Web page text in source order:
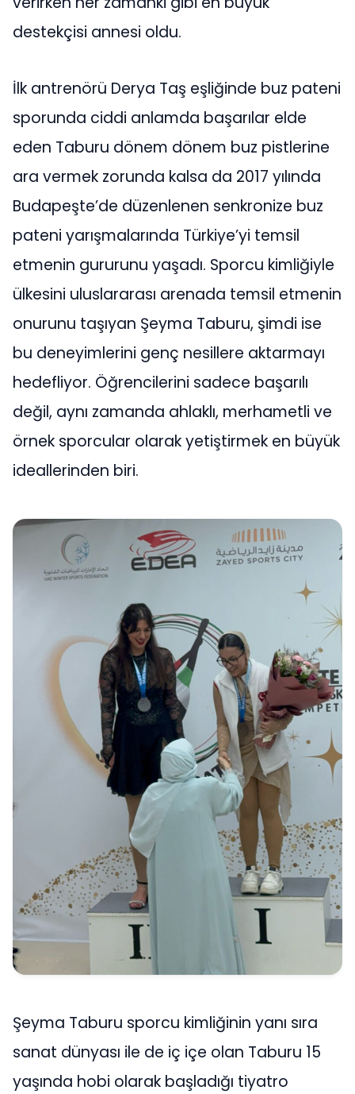
destekçisi annesi oldu.
İlk antrenörü Derya Taş eşliğinde buz pateni
sporunda ciddi anlamda başarılar elde
eden Taburu dönem dönem buz pistlerine
ara vermek zorunda kalsa da 2017 yılında
Budapeşte’de düzenlenen senkronize buz
pateni yarışmalarında Türkiye’yi temsil
etmenin gururunu yaşadı. Sporcu kimliğiyle
ülkesini uluslararası arenada temsil etmenin
onurunu taşıyan Şeyma Taburu, şimdi ise
bu deneyimlerini genç nesillere aktarmayı
hedefliyor. Öğrencilerini sadece başarılı
değil, aynı zamanda ahlaklı, merhametli ve
örnek sporcular olarak yetiştirmek en büyük
ideallerinden biri.
Şeyma Taburu sporcu kimliğinin yanı sıra
sanat dünyası ile de iç içe olan Taburu 15
yaşında hobi olarak başladığı tiyatro